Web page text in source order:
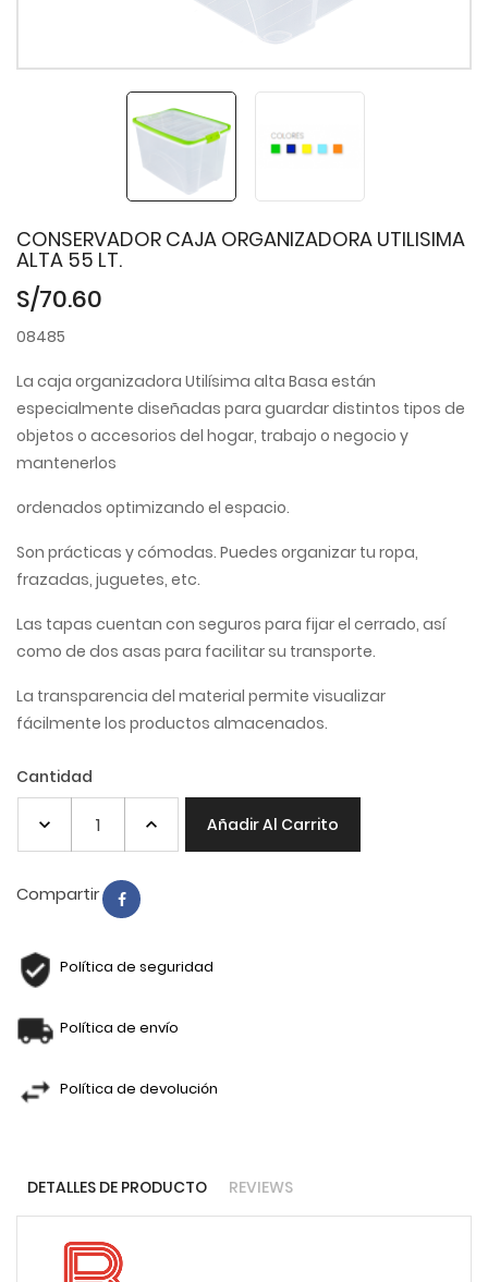
CONSERVADOR CAJA ORGANIZADORA UTILISIMA
ALTA 55 LT.
S/70.60
08485
La caja organizadora Utilísima alta Basa están
especialmente diseñadas para guardar distintos tipos de
objetos o accesorios del hogar, trabajo o negocio y
mantenerlos
ordenados optimizando el espacio.
Son prácticas y cómodas. Puedes organizar tu ropa,
frazadas, juguetes, etc.
Las tapas cuentan con seguros para fijar el cerrado, así
como de dos asas para facilitar su transporte.
La transparencia del material permite visualizar
fácilmente los productos almacenados.
Cantidad
Añadir Al Carrito
Compartir
Política de seguridad
Política de envío
Política de devolución
DETALLES DE PRODUCTO REVIEWS